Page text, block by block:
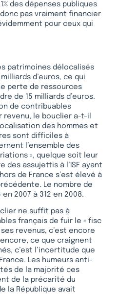
des dépenses publiques
donc pas vraiment financier
pour ceux qui
patrimoines délocalisés
d’euros, ce qui
perte de ressources
de 15 milliards d’euros.
de contribuables
revenu, le bouclier a-t-il
des hommes et
sont difficiles à
l’ensemble des
», quelque soit leur
des assujettis à l’ISF ayant
de France s’est élevé à
Le nombre de
2007 à 312 en 2008.
ne suffit pas à
français de fuir le « fisc
ses revenus, c’est encore
ce que craignent
c’est l’incertitude que
Les humeurs anti-
de la majorité ces
de la précarité du
la République avait